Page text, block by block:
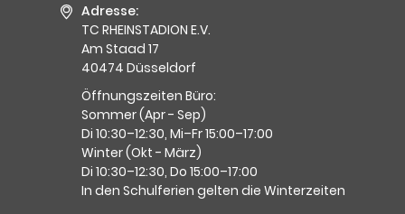
Adresse:
TC RHEINSTADION E.V.
Am Staad 17
40474 Düsseldorf
Öffnungszeiten Büro:
Sommer (Apr - Sep)
Di 10:30–12:30, Mi–Fr 15:00–17:00
Winter (Okt - März)
Di 10:30–12:30, Do 15:00–17:00
In den Schulferien gelten die Winterzeiten